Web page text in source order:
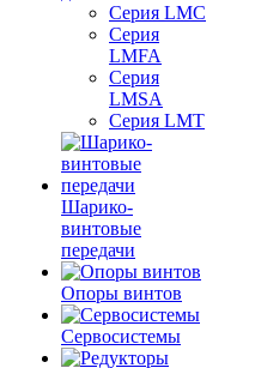
Серия LMC
Серия
LMFA
Серия
LMSA
Серия LMT
Шарико-
винтовые
передачи
Опоры винтов
Сервосистемы